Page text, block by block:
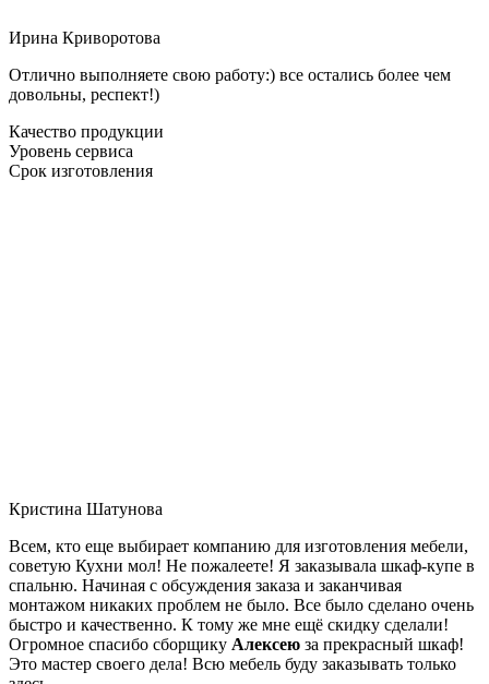
Ирина Криворотова
Отлично выполняете свою работу:) все остались более чем
довольны, респект!)
Качество продукции
Уровень сервиса
Срок изготовления
Кристина Шатунова
Всем, кто еще выбирает компанию для изготовления мебели,
советую Кухни мол! Не пожалеете! Я заказывала шкаф-купе в
спальню. Начиная с обсуждения заказа и заканчивая
монтажом никаких проблем не было. Все было сделано очень
быстро и качественно. К тому же мне ещё скидку сделали!
Огромное спасибо сборщику Алексею за прекрасный шкаф!
Это мастер своего дела! Всю мебель буду заказывать только